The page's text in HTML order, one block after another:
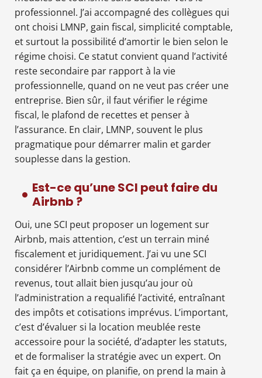
professionnel. J’ai accompagné des collègues qui
ont choisi LMNP, gain fiscal, simplicité comptable,
et surtout la possibilité d’amortir le bien selon le
régime choisi. Ce statut convient quand l’activité
reste secondaire par rapport à la vie
professionnelle, quand on ne veut pas créer une
entreprise. Bien sûr, il faut vérifier le régime
fiscal, le plafond de recettes et penser à
l’assurance. En clair, LMNP, souvent le plus
pragmatique pour démarrer malin et garder
souplesse dans la gestion.
Est-ce qu’une SCI peut faire du
Airbnb ?
Oui, une SCI peut proposer un logement sur
Airbnb, mais attention, c’est un terrain miné
fiscalement et juridiquement. J’ai vu une SCI
considérer l’Airbnb comme un complément de
revenus, tout allait bien jusqu’au jour où
l’administration a requalifié l’activité, entraînant
des impôts et cotisations imprévus. L’important,
c’est d’évaluer si la location meublée reste
accessoire pour la société, d’adapter les statuts,
et de formaliser la stratégie avec un expert. On
fait ça en équipe, on planifie, on prend la main à